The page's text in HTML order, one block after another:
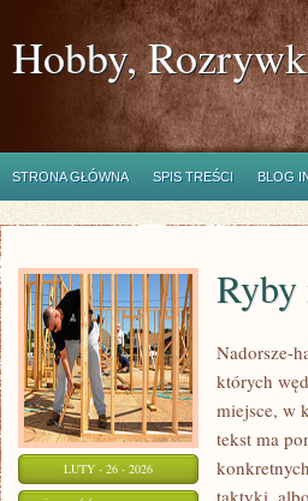
Hobby,
STRONA GŁÓWNA SPIS TREŚCI BLOG
LUTY - 26 - 2026
Nadorsze-
których
miejsce, w
tekst ma
taktyki,